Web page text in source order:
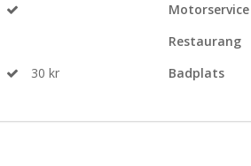
30 kr
Motorservice
Restaurang
Badplats